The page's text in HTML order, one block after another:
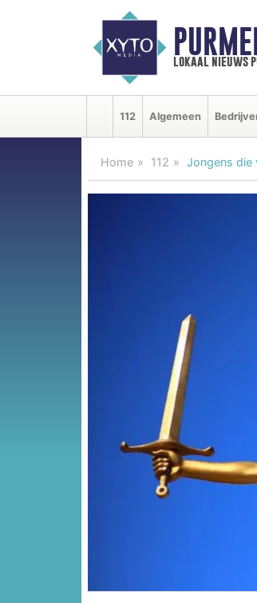
lokaal nieuws
112 Algemeen
Home 112 Jongens die